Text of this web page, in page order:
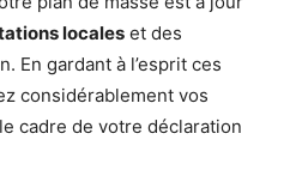
locales et des
En gardant à l’esprit ces
considérablement vos
cadre de votre déclaration